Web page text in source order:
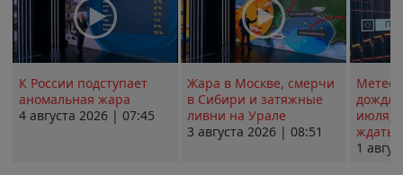
К России подступает
аномальная жара
4 августа 2026 | 07:45
Жара в Москве, смерчи
в Сибири и затяжные
ливни на Урале
3 августа 2026 | 08:51
июля;
ждать
1